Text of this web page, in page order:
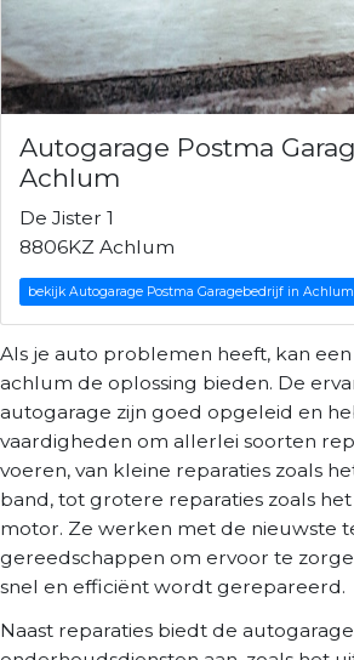
Autogarage Postma
Achlum
De Jister 1
8806KZ Achlum
bekijk Autogarage Postma Garagebedrijf in Achlum
Als je auto problemen heeft, kan
achlum de oplossing bieden. De
autogarage zijn goed opgeleid en
vaardigheden om allerlei soorten
voeren, van kleine reparaties zoals
band, tot grotere reparaties zoals
motor. Ze werken met de nieuwste
gereedschappen om ervoor te
snel en efficiënt wordt gerepareerd.
Naast reparaties biedt de